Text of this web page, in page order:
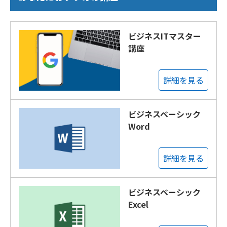
ビジネスITマスター
講座
詳細を見る
ビジネスベーシック
Word
詳細を見る
ビジネスベーシック
Excel